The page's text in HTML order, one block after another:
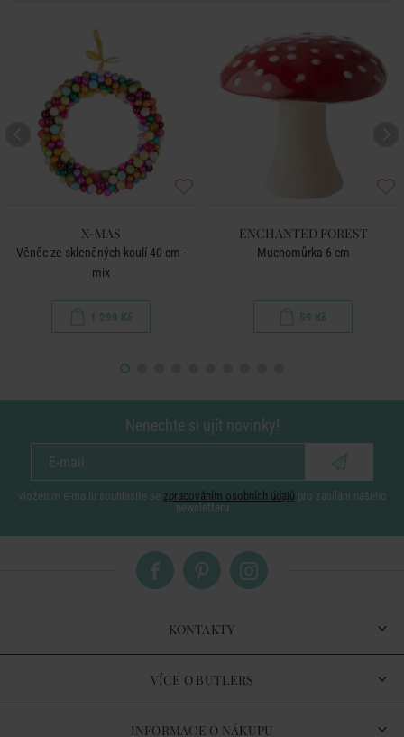
X-MAS
Věněc ze skleněných koulí 40 cm -
mix
1 290 Kč
ENCHANTED FOREST
Muchomůrka 6 cm
59 Kč
Nenechte si ujít novinky!
vložením e-mailu souhlasíte se zpracováním osobních údajů pro zasílání našeho
newsletteru
KONTAKTY
VÍCE O BUTLERS
INFORMACE O NÁKUPU